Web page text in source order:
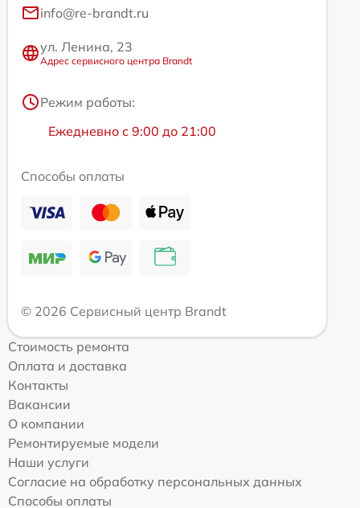
info@re-brandt.ru
ул. Ленина, 23
Адрес сервисного центра Brandt
Режим работы:
Ежедневно с 9:00 до 21:00
Способы оплаты
© 2026 Сервисный центр Brandt
Стоимость ремонта
Оплата и доставка
Контакты
Вакансии
О компании
Ремонтируемые модели
Наши услуги
Согласие на обработку персональных данных
Способы оплаты